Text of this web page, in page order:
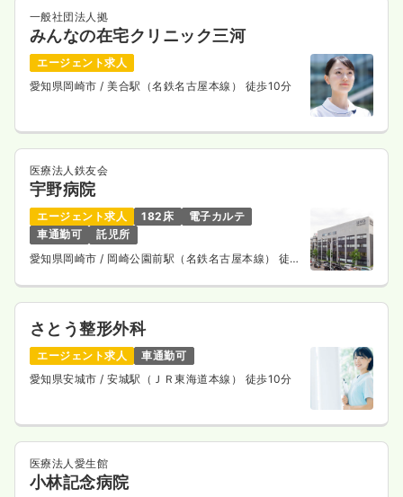
一般社団法人拠
みんなの在宅クリニック三河
エージェント求人
愛知県岡崎市/ 美合駅（名鉄名古屋本線） 徒歩10分
医療法人鉄友会
宇野病院
エージェント求人 182床
電子カルテ
車通勤可
託児所
愛知県岡崎市 / 岡崎公園前駅（名鉄名古屋本線） 徒歩
さとう整形外科
エージェント求人
車通勤可
愛知県安城市/ 安城駅（ＪＲ東海道本線） 徒歩10分
医療法人愛生館
小林記念病院